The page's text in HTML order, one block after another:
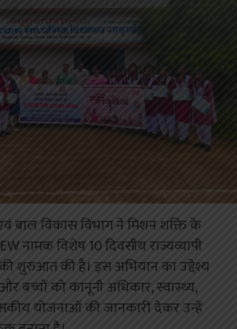
बाल विकास विभाग ने मिशन शक्ति के
नामक विशेष 10 दिवसीय राज्यव्यापी
शुरुआत की है। इस अभियान का उद्देश्य
बच्चों को कानूनी अधिकार, स्वास्थ्य,
योजनाओं की जानकारी देकर उन्हें